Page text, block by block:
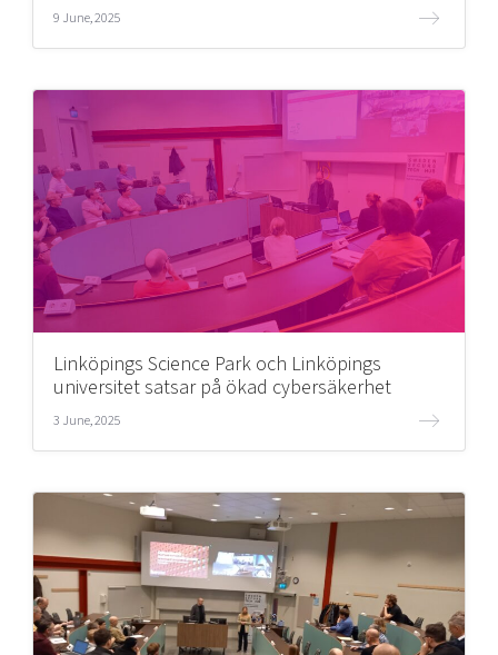
9 June, 2025
Linköpings Science Park och Linköpings
universitet satsar på ökad cybersäkerhet
3 June, 2025